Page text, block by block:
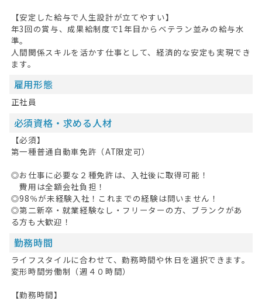
【安定した給与で人生設計が立てやすい】
年3回の賞与、成果給制度で1年目からベテラン並みの給与水
準。
人間関係スキルを活かす仕事として、経済的な安定も実現でき
ます。
雇用形態
正社員
必須資格・求める人材
【必須】
第一種普通自動車免許（AT限定可）
◎お仕事に必要な２種免許は、入社後に取得可能！
費用は全額会社負担！
◎98％が未経験入社！これまでの経験は問いません！
◎第二新卒・就業経験なし・フリーターの方、ブランクがあ
る方も大歓迎！
勤務時間
ライフスタイルに合わせて、勤務時間や休日を選択できます。
変形時間労働制（週４０時間）
【勤務時間】